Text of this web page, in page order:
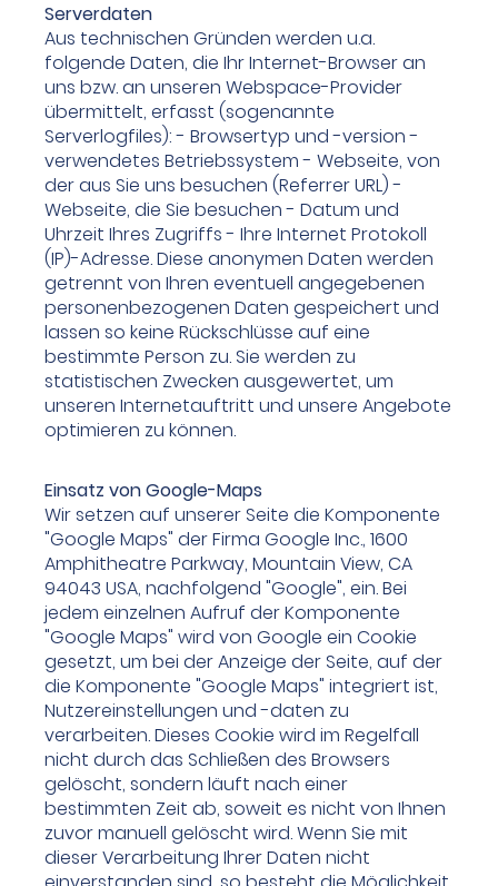
Serverdaten
Aus technischen Gründen werden u.a.
folgende Daten, die Ihr Internet-Browser an
uns bzw. an unseren Webspace-Provider
übermittelt, erfasst (sogenannte
Serverlogfiles): - Browsertyp und -version -
verwendetes Betriebssystem - Webseite, von
der aus Sie uns besuchen (Referrer URL) -
Webseite, die Sie besuchen - Datum und
Uhrzeit Ihres Zugriffs - Ihre Internet Protokoll
(IP)-Adresse. Diese anonymen Daten werden
getrennt von Ihren eventuell angegebenen
personenbezogenen Daten gespeichert und
lassen so keine Rückschlüsse auf eine
bestimmte Person zu. Sie werden zu
statistischen Zwecken ausgewertet, um
unseren Internetauftritt und unsere Angebote
optimieren zu können.
Einsatz von Google-Maps
Wir setzen auf unserer Seite die Komponente
"Google Maps" der Firma Google Inc., 1600
Amphitheatre Parkway, Mountain View, CA
94043 USA, nachfolgend "Google", ein. Bei
jedem einzelnen Aufruf der Komponente
"Google Maps" wird von Google ein Cookie
gesetzt, um bei der Anzeige der Seite, auf der
die Komponente "Google Maps" integriert ist,
Nutzereinstellungen und -daten zu
verarbeiten. Dieses Cookie wird im Regelfall
nicht durch das Schließen des Browsers
gelöscht, sondern läuft nach einer
bestimmten Zeit ab, soweit es nicht von Ihnen
zuvor manuell gelöscht wird. Wenn Sie mit
dieser Verarbeitung Ihrer Daten nicht